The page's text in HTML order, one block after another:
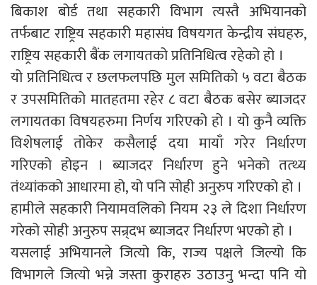
बिकाश बोर्ड तथा सहकारी विभाग त्यस्तै अभियानको
तर्फबाट राष्ट्रिय सहकारी महासंघ विषयगत केन्द्रीय संघहरु,
राष्ट्रिय सहकारी बैंक लगायतको प्रतिनिधित्व रहेको हो ।
यो प्रतिनिधित्व र छलफलपछि मुल समितिको ५ वटा बैठक
र उपसमितिको मातहतमा रहेर ८ वटा बैठक बसेर ब्याजदर
लगायतका विषयहरुमा निर्णय गरिएको हो । यो कुनै व्यक्ति
विशेषलाई तोकेर कसैलाई दया मायाँ गरेर निर्धारण
गरिएको होइन । ब्याजदर निर्धारण हुने भनेको तत्थ्य
तंथ्यांकको आधारमा हो, यो पनि सोही अनुरुप गरिएको हो ।
हामीले सहकारी नियामवलिको नियम २३ ले दिशा निर्धारण
गरेको सोही अनुरुप सन्र्दभ ब्याजदर निर्धारण भएको हो ।
यसलाई अभियानले जित्यो कि, राज्य पक्षले जिल्यो कि
विभागले जित्यो भन्ने जस्ता कुराहरु उठाउनु भन्दा पनि यो